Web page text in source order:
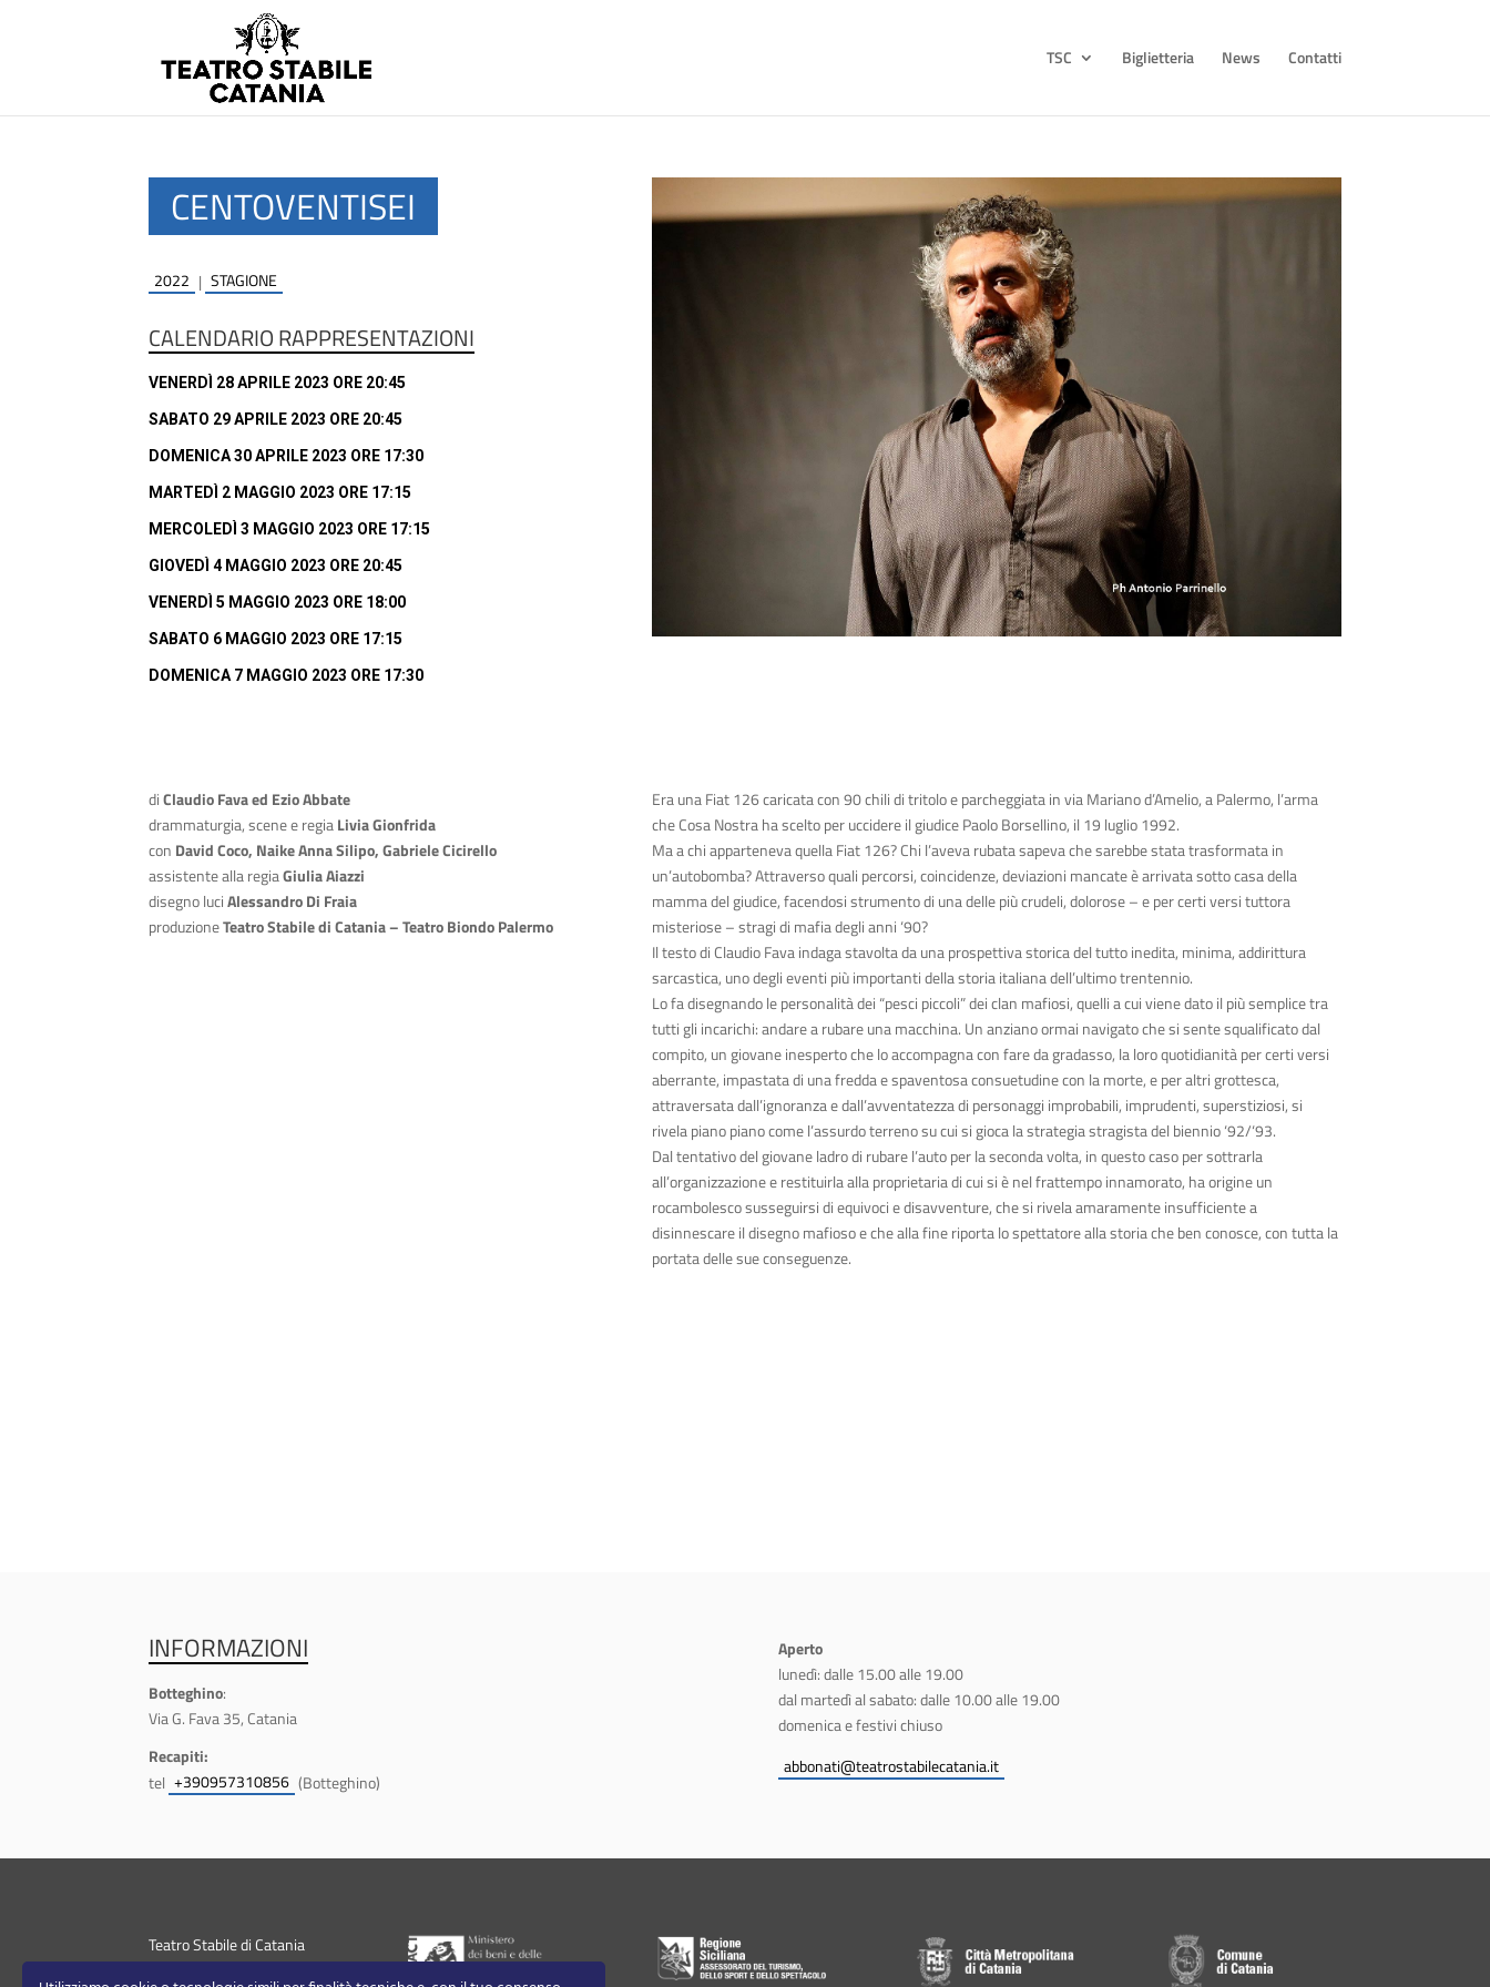
TSC Biglietteria News Contatti
CENTOVENTISEI
2022 | STAGIONE
CALENDARIO RAPPRESENTAZIONI
VENERDÌ 28 APRILE 2023 ORE 20:45
SABATO 29 APRILE 2023 ORE 20:45
DOMENICA 30 APRILE 2023 ORE 17:30
MARTEDÌ 2 MAGGIO 2023 ORE 17:15
MERCOLEDÌ 3 MAGGIO 2023 ORE 17:15
GIOVEDÌ 4 MAGGIO 2023 ORE 20:45
VENERDÌ 5 MAGGIO 2023 ORE 18:00
SABATO 6 MAGGIO 2023 ORE 17:15
DOMENICA 7 MAGGIO 2023 ORE 17:30
diClaudio Fava ed Ezio Abbate
drammaturgia, scene e regiaLivia Gionfrida
con David Coco, Naike Anna Silipo, Gabriele Cicirello
assistente alla regiaGiulia Aiazzi
disegno luciAlessandro Di Fraia
produzioneTeatro Stabile di Catania – Teatro Biondo Palermo
Era una Fiat 126 caricata con 90 chili di tritolo e parcheggiata in via Mariano d’Amelio, a Palermo, l’arma
che Cosa Nostra ha scelto per uccidere il giudice Paolo Borsellino, il 19 luglio 1992.
Ma a chi apparteneva quella Fiat 126? Chi l’aveva rubata sapeva che sarebbe stata trasformata in
un’autobomba? Attraverso quali percorsi, coincidenze, deviazioni mancate è arrivata sotto casa della
mamma del giudice, facendosi strumento di una delle più crudeli, dolorose – e per certi versi tuttora
misteriose – stragi di mafia degli anni ‘90?
Il testo di Claudio Fava indaga stavolta da una prospettiva storica del tutto inedita, minima, addirittura
sarcastica, uno degli eventi più importanti della storia italiana dell’ultimo trentennio.
Lo fa disegnando le personalità dei “pesci piccoli” dei clan mafiosi, quelli a cui viene dato il più semplice tra
tutti gli incarichi: andare a rubare una macchina. Un anziano ormai navigato che si sente squalificato dal
compito, un giovane inesperto che lo accompagna con fare da gradasso, la loro quotidianità per certi versi
aberrante, impastata di una fredda e spaventosa consuetudine con la morte, e per altri grottesca,
attraversata dall’ignoranza e dall’avventatezza di personaggi improbabili, imprudenti, superstiziosi, si
rivela piano piano come l’assurdo terreno su cui si gioca la strategia stragista del biennio‘92/‘93.
Dal tentativo del giovane ladro di rubare l’auto per la seconda volta, in questo caso per sottrarla
all’organizzazione e restituirla alla proprietaria di cui si è nel frattempo innamorato, ha origine un
rocambolesco susseguirsi di equivoci e disavventure, che si rivela amaramente insufficiente a
disinnescare il disegno mafioso e che alla fine riporta lo spettatore alla storia che ben conosce, con tutta la
portata delle sue conseguenze.
INFORMAZIONI
Botteghino:
Via G. Fava 35, Catania
Recapiti:
tel +390957310856 (Botteghino)
Aperto
lunedì: dalle 15.00 alle 19.00
dal martedì al sabato: dalle 10.00 alle 19.00
domenica e festivi chiuso
abbonati@teatrostabilecatania.it
Teatro Stabile di Catania